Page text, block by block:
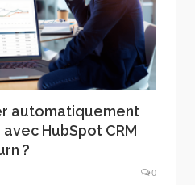
automatiquement
HubSpot CRM
?
0